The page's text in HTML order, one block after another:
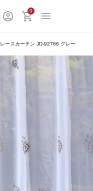
0
ースカーテン JD-92766 グレー